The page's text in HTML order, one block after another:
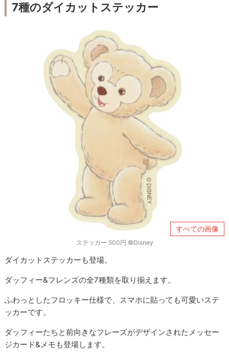
7種のダイカットステッカー
すべての画像
ステッカー 500円 ©Disney
ダイカットステッカーも登場。
ダッフィー&フレンズの全7種類を取り揃えます。
ふわっとしたフロッキー仕様で、スマホに貼っても可愛いステ
ッカーです。
ダッフィーたちと前向きなフレーズがデザインされたメッセー
ジカード&メモも登場します。